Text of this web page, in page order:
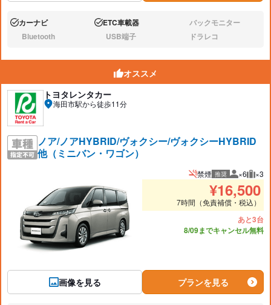
あり:カーナビ あり:ETC車載器 なし:バックモニター
なし:Bluetooth なし:USB端子 なし:ドラレコ
オススメ
トヨタレンタカー
海田市駅から徒歩11分
ノア/ノアHYBRID/ヴォクシー/ヴォクシーHYBRID
他（ミニバン・ワゴン）
画像を見る
禁煙 推奨 推奨人数
×6 推奨
×3
¥16,500
7時間（免責補償・税込）
あと3台
8/09までキャンセル無料
プランを見る